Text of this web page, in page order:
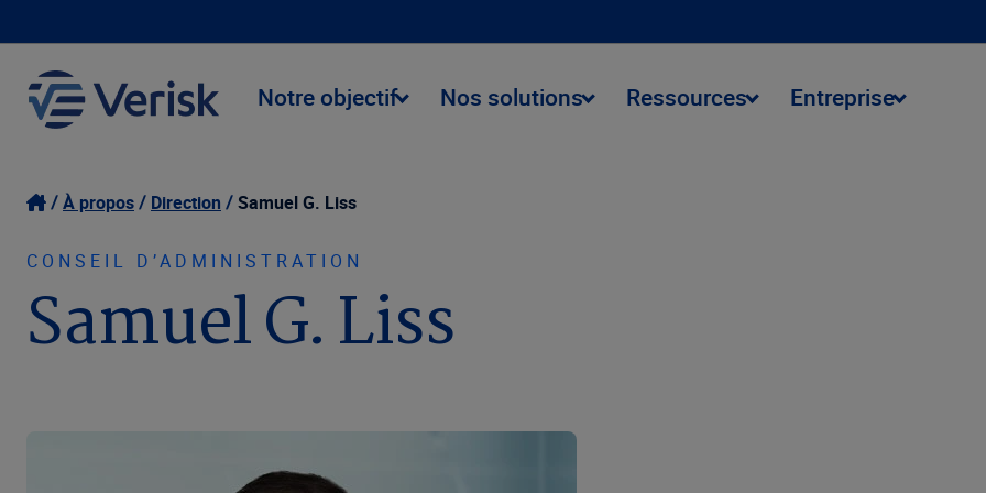
Notre objectif Nos solutions Ressources Entreprise
À propos Direction Samuel G. Liss
CONSEIL D’ADMINISTRATION
Samuel G. Liss